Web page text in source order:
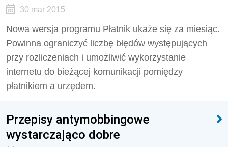
30 mar 2015
Nowa wersja programu Płatnik ukaże się za miesiąc.
Powinna ograniczyć liczbę błędów występujących
przy rozliczeniach i umożliwić wykorzystanie
internetu do bieżącej komunikacji pomiędzy
płatnikiem a urzędem.
Przepisy antymobbingowe
wystarczająco dobre